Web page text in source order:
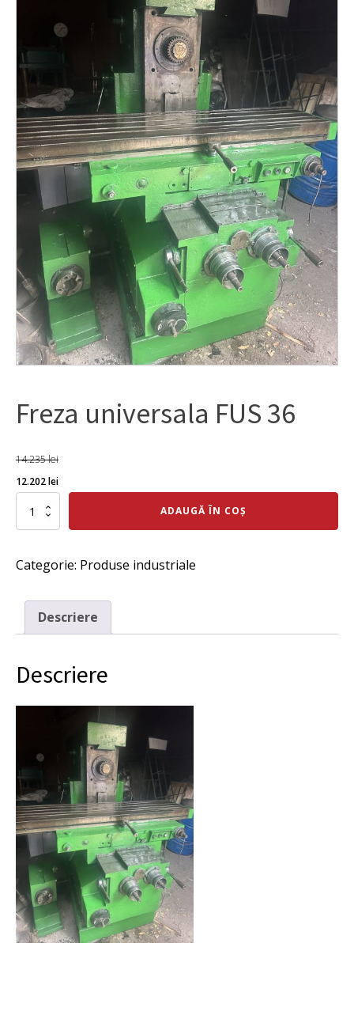
Freza universala FUS 36
14.235lei
Prețul
inițial
a
14.235 lei.
12.202leiPrețul
este:
Cantitate
36
ADAUGĂ ÎN COȘ
Categorie: Produse industriale
Descriere
Descriere